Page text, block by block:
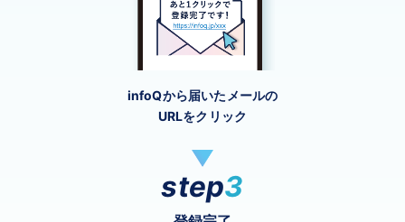
infoQから届いたメールの
URLをクリック
step3